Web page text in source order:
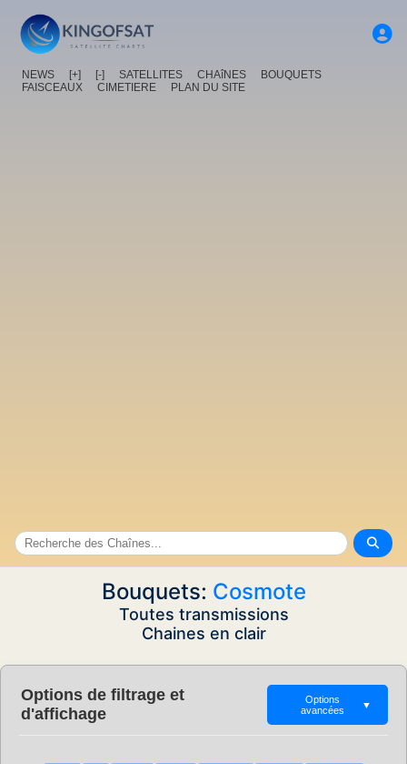
NEWS [+] [-] SATELLITES CHAîNES
BOUQUETS
FAISCEAUX
CIMETIERE PLAN DU SITE
Bouquets: Cosmote
Toutes transmissions
Chaines en clair
Options de filtrage et
d'affichage
Options
avancées
▼